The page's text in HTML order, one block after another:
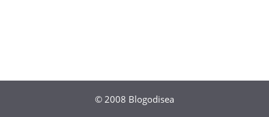
© 2008 Blogodisea